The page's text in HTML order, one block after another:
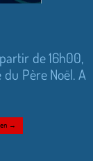
de 16h00,
Père Noël. A
→